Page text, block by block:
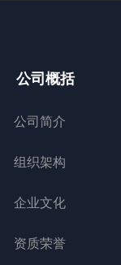
公司概括
公司简介
组织架构
企业文化
资质荣誉